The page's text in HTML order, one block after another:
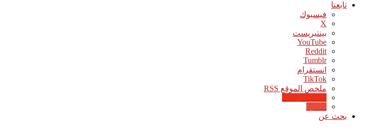
تابعنا
فيسبوك
‫X
بينتيريست
‫YouTube
انستقرام
‫TikTok
ملخص الموقع RSS
بحث عن